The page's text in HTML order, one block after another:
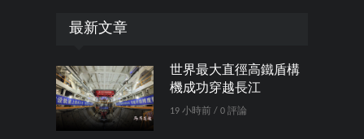
最新文章
世界最大直徑高鐵盾構
機成功穿越長江
19 小時前 / 0 評論